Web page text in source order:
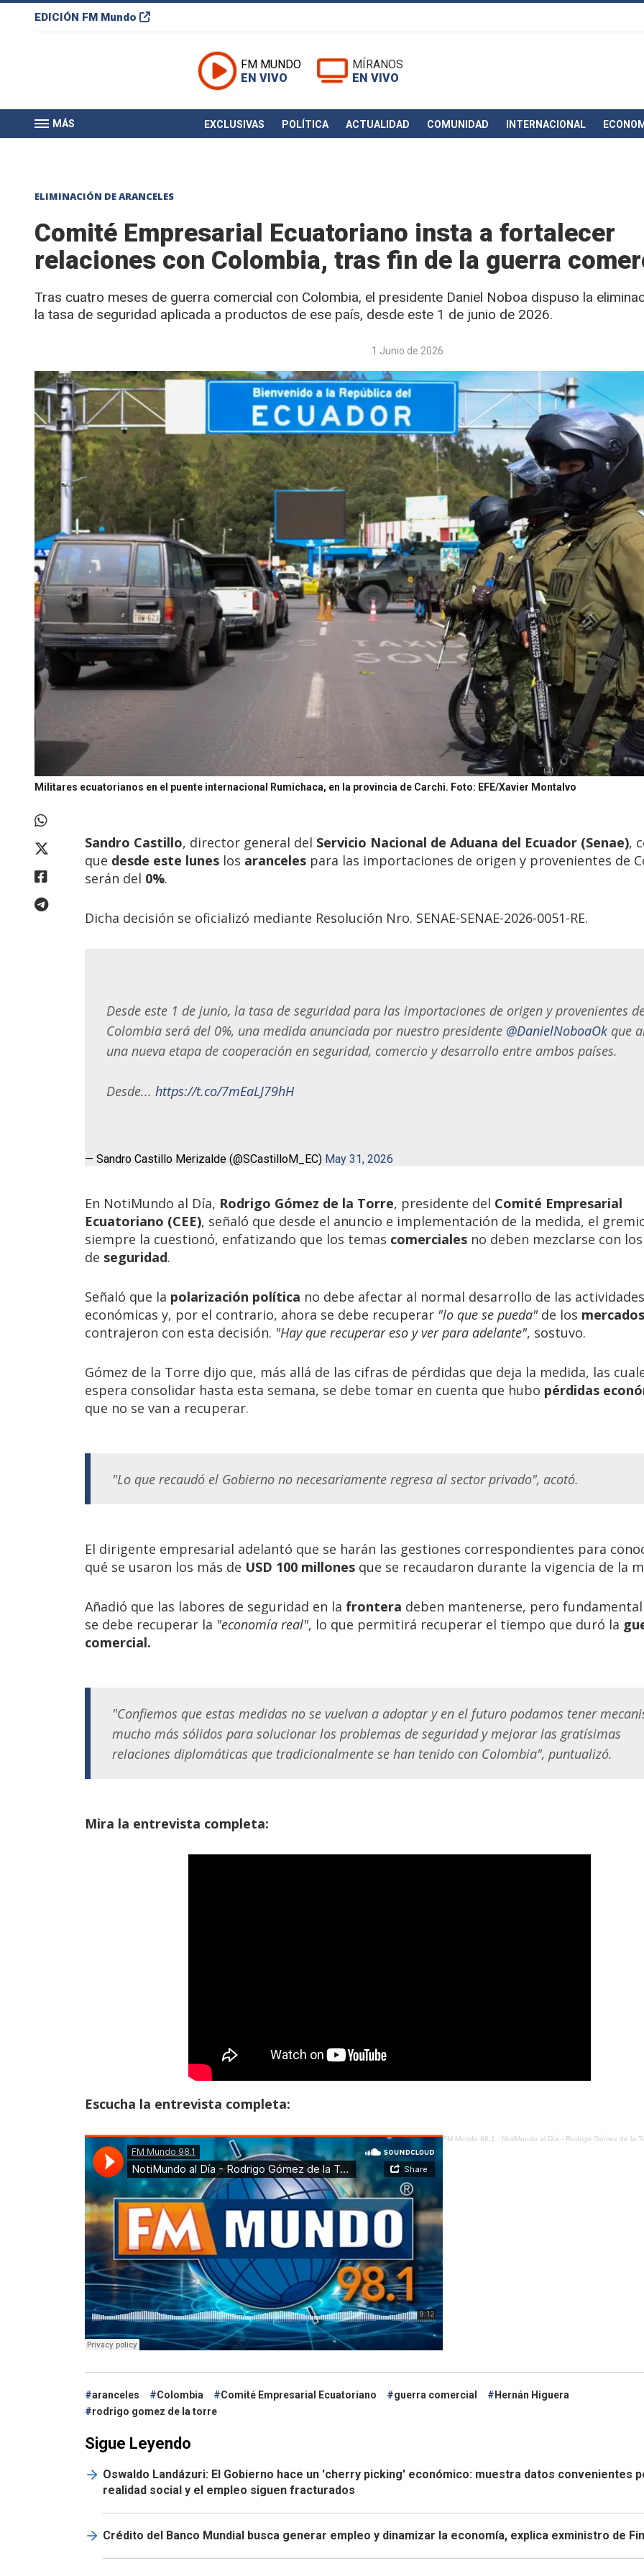
EDICIÓN FM Mundo
FM MUNDO
EN VIVO
MÍRANOS
EN VIVO
MÁS EXCLUSIVAS POLÍTICA ACTUALIDAD COMUNIDAD INTERNACIONAL
ELIMINACIÓN DE ARANCELES
Comité Empresarial Ecuatoriano insta a fortalecer
relaciones con Colombia, tras fin de la guerra
Tras cuatro meses de guerra comercial con Colombia, el presidente Daniel Noboa dispuso la
la tasa de seguridad aplicada a productos de ese país, desde este 1 de junio de 2026.
1 Junio de 2026
Militares ecuatorianos en el puente internacional Rumichaca, en la provincia de Carchi. Foto: EFE/Xavier Montalvo
Sandro Castillo, director general del Servicio Nacional de Aduana del Ecuador (Senae),
que desde este lunes los aranceles para las importaciones de origen y provenientes de
serán del 0%.
Dicha decisión se oficializó mediante Resolución Nro. SENAE-SENAE-2026-0051-RE.
Desde este 1 de junio, la tasa de seguridad para las importaciones de origen y provenientes
Colombia será del 0%, una medida anunciada por nuestro presidente @DanielNoboaOk que
una nueva etapa de cooperación en seguridad, comercio y desarrollo entre ambos países.
Desde... https://t.co/7mEaLJ79hH
— Sandro Castillo Merizalde (@SCastilloM_EC) May 31, 2026
En NotiMundo al Día, Rodrigo Gómez de la Torre, presidente del Comité Empresarial
Ecuatoriano (CEE), señaló que desde el anuncio e implementación de la medida, el
siempre la cuestionó, enfatizando que los temas comerciales no deben mezclarse con
de seguridad.
Señaló que la polarización política no debe afectar al normal desarrollo de las actividades
económicas y, por el contrario, ahora se debe recuperar "lo que se pueda"de los mercados
contrajeron con esta decisión. "Hay que recuperar eso y ver para adelante", sostuvo.
Gómez de la Torre dijo que, más allá de las cifras de pérdidas que deja la medida, las
espera consolidar hasta esta semana, se debe tomar en cuenta que hubo pérdidas
que no se van a recuperar.
"Lo que recaudó el Gobierno no necesariamente regresa al sector privado", acotó.
El dirigente empresarial adelantó que se harán las gestiones correspondientes para
qué se usaron los más de USD 100 millones que se recaudaron durante la vigencia de la
Añadió que las labores de seguridad en la frontera deben mantenerse, pero
se debe recuperar la "economía real", lo que permitirá recuperar el tiempo que duró la
comercial.
"Confiemos que estas medidas no se vuelvan a adoptar y en el futuro podamos tener
mucho más sólidos para solucionar los problemas de seguridad y mejorar las gratísimas
relaciones diplomáticas que tradicionalmente se han tenido con Colombia", puntualizó.
Mira la entrevista completa:
Escucha la entrevista completa:
FM Mundo 98.1 · NotiMundo al Día - Rodrigo Gómez de la Torre - Ecuador elimina la tasa de seguridad
aranceles Colombia Comité Empresarial Ecuatoriano guerra comercial
Hernán Higuera
rodrigo gomez de la torre
Sigue Leyendo
Oswaldo Landázuri: El Gobierno hace un 'cherry picking' económico: muestra datos convenientes
realidad social y el empleo siguen fracturados
Crédito del Banco Mundial busca generar empleo y dinamizar la economía, explica exministro de